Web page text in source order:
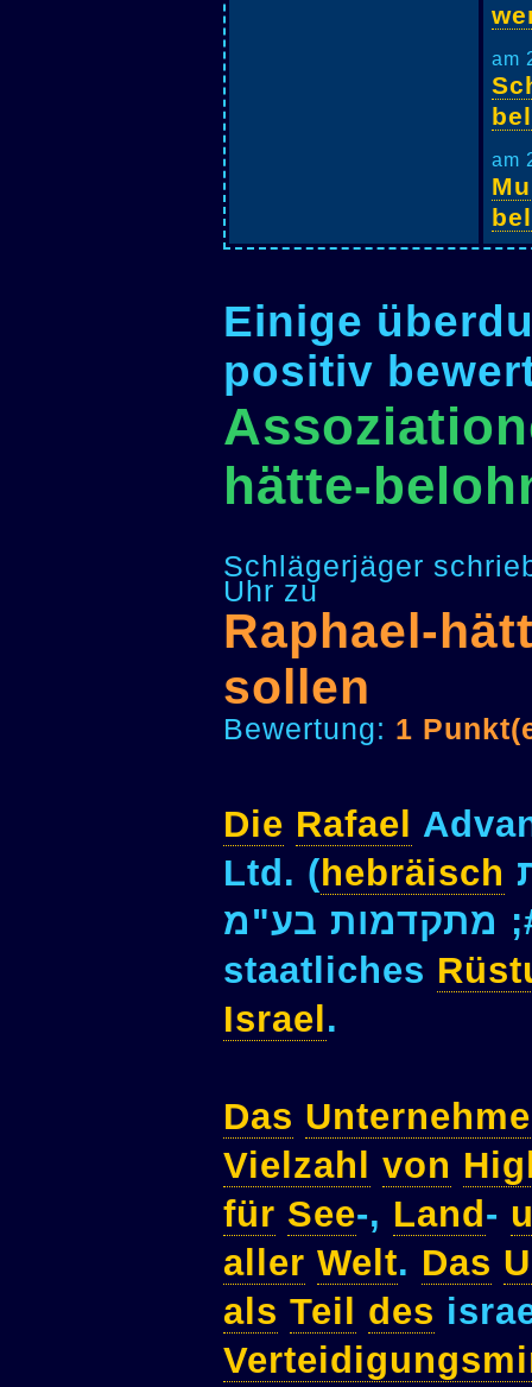
am
am
Einige
positiv
hätte-
Schlägerjäger
Uhr zu
Raphael-
sollen
Bewertung: 1
Die Rafael
Ltd. ( hebräisch
staatliches
Israel .
Das
Vielzahl
von
für See-, Land-
aller Welt. Das
als Teil des